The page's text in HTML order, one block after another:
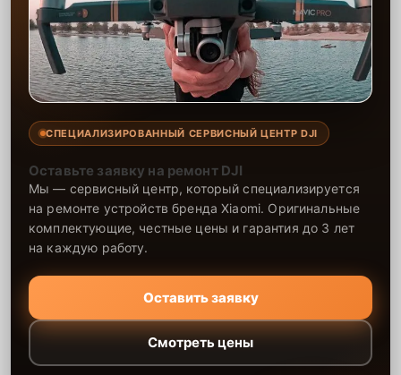
СПЕЦИАЛИЗИРОВАННЫЙ СЕРВИСНЫЙ ЦЕНТР DJI
Оставьте заявку на ремонт DJI
Мы — сервисный центр, который специализируется
на ремонте устройств бренда Xiaomi. Оригинальные
комплектующие, честные цены и гарантия до 3 лет
на каждую работу.
Оставить заявку
Смотреть цены